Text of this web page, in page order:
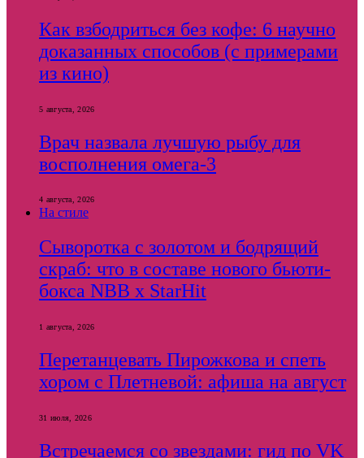
Как взбодриться без кофе: 6 научно
доказанных способов (с примерами
из кино)
5 августа, 2026
Врач назвала лучшую рыбу для
восполнения омега-3
4 августа, 2026
На стиле
Сыворотка с золотом и бодрящий
скраб: что в составе нового бьюти-
бокса NBB x StarHit
1 августа, 2026
Перетанцевать Пирожкова и спеть
хором с Плетневой: афиша на август
31 июля, 2026
Встречаемся со звездами: гид по VK